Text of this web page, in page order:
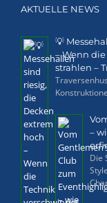
AKTUELLE NEWS
💡
– Wenn
strahlen –
–
Die